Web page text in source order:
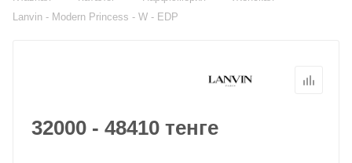
Lanvin - Modern Princess - W - EDP
32000 - 48410 тенге